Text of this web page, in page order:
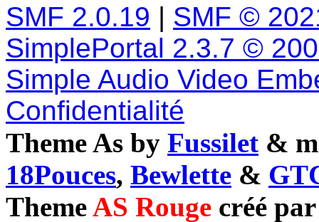
SMF 2.0.19 | SMF ©
SimplePortal 2.3.7 ©
Simple Audio Video
Confidentialité
Theme As by Fussilet &
18Pouces, Bewlette &
ThemeAS Rouge créé